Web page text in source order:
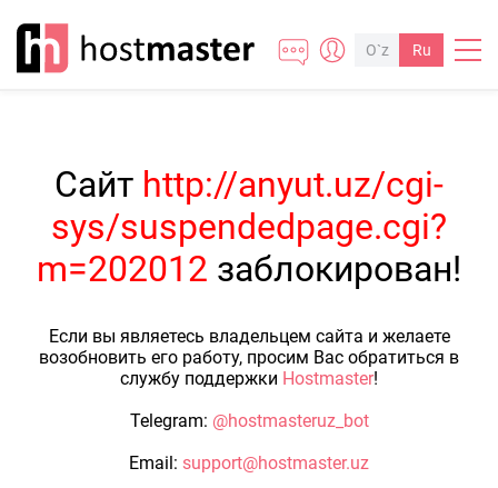
O`z Ru
Сайт http://anyut.uz/cgi-
sys/suspendedpage.cgi?
m=202012 заблокирован!
Если вы являетесь владельцем сайта и желаете
возобновить его работу, просим Вас обратиться в
службу поддержки Hostmaster!
Telegram: @hostmasteruz_bot
Email: support@hostmaster.uz